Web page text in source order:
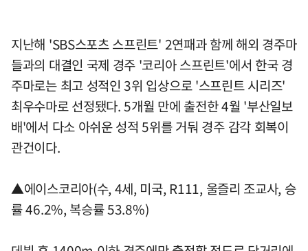
지난해 'SBS스포츠 스프린트' 2연패과 함께 해외 경주마
들과의 대결인 국제 경주 '코리아 스프린트'에서 한국 경
주마로는 최고 성적인 3위 입상으로 '스프린트 시리즈'
최우수마로 선정됐다. 5개월 만에 출전한 4월 '부산일보
배'에서 다소 아쉬운 성적 5위를 거둬 경주 감각 회복이
관건이다.
▲에이스코리아(수, 4세, 미국, R111, 울즐리 조교사, 승
률 46.2%, 복승률 53.8%)